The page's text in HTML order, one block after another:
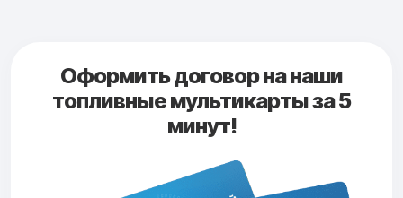
Оформить договор на наши
топливные мультикарты за 5
минут!